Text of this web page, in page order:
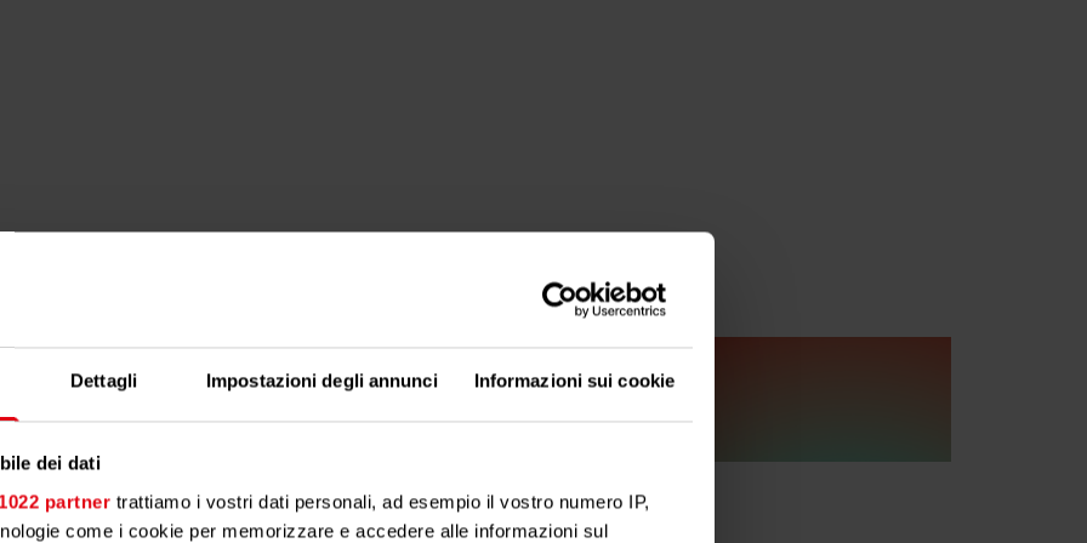
Dettagli Impostazioni degli annunci Informazioni sui cookie
dei dati
partner trattiamo i vostri dati personali, ad esempio il vostro numero IP,
come i cookie per memorizzare e accedere alle informazioni sul